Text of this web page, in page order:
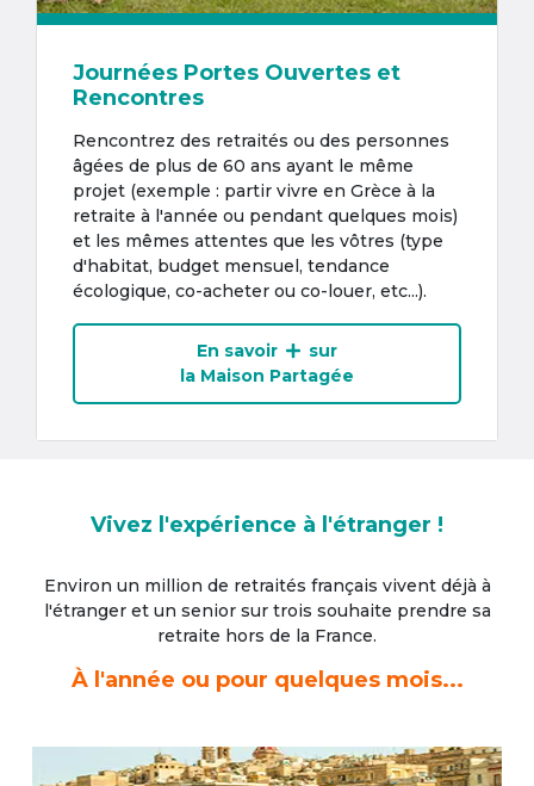
Journées Portes Ouvertes et
Rencontres
Rencontrez des retraités ou des personnes
âgées de plus de 60 ans ayant le même
projet (exemple : partir vivre en Grèce à la
retraite à l'année ou pendant quelques mois)
et les mêmes attentes que les vôtres (type
d'habitat, budget mensuel, tendance
écologique, co-acheter ou co-louer, etc...).
En savoir
sur
la Maison Partagée
Vivez l'expérience à l'étranger !
Environ un million de retraités français vivent déjà à
l'étrangeret un senior sur trois souhaite prendre sa
retraite hors de la France.
À l'année ou pour quelques mois...